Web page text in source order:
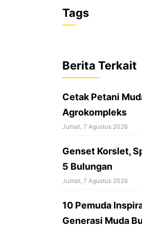
a
c
b
o
o
k
s
A
p
p
a
d
s
Tags
Berita Terkait
Cetak Petani
Agrokompleks
Jumat, 7 Agustus 2026
‎Genset Korslet,
5 Bulungan
Jumat, 7 Agustus 2026
10 Pemuda
Generasi Muda